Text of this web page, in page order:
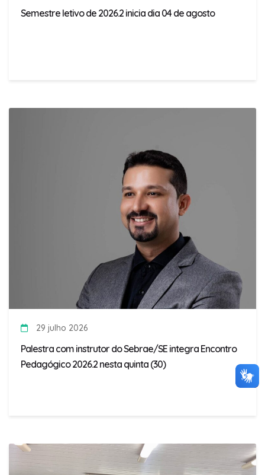
Semestre letivo de 2026.2 inicia dia 04 de agosto
29 julho 2026
Palestra com instrutor do Sebrae/SE integra Encontro
Pedagógico 2026.2 nesta quinta (30)